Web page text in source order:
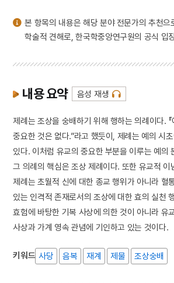
9 관미령전투
본 항목의 내용은 해당 분야 전문가의 추천으
학술적 견해로, 한국학중앙연구원의 공식 입
내용 요약 음성 재생
제례는 조상을 숭배하기 위해 행하는 의례이다. 『
중요한 것은 없다.”라고 했듯이, 제례는 예의 시
있다. 이처럼 유교의 중요한 부분을 이루는 예의
그 의례의 핵심은 조상 제례이다. 또한 유교적 이
제례는 초월적 신에 대한 종교 행위가 아니라 혈
있는 인격적 존재로서의 조상에 대한 효의 실천
효험에 바탕한 기복 사상에 의한 것이 아니라 유
사상과 가계 영속 관념에 기인하고 있는 것이다.
키워드 사당 음복 재계 제물 조상숭배